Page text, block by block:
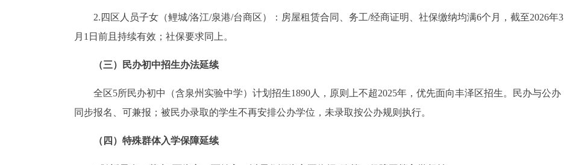
2.四区人员子女（鲤城/洛江/泉港/台商区）：房屋租赁合同、务工/经商证明、社保缴纳均满6个月，截至2026年3
月1日前且持续有效；社保要求同上。
（三）民办初中招生办法延续
全区5所民办初中（含泉州实验中学）计划招生1890人，原则上不超2025年，优先面向丰泽区招生。民办与公办
同步报名、可兼报；被民办录取的学生不再安排公办学位，未录取按公办规则执行。
（四）特殊群体入学保障延续